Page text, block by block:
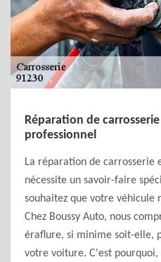
Réparation de
professionnel
La réparation de carrosserie
nécessite un savoir-faire
souhaitez que votre véhicule
Chez Boussy Auto, nous
éraflure, si minime soit-elle,
votre voiture. C'est